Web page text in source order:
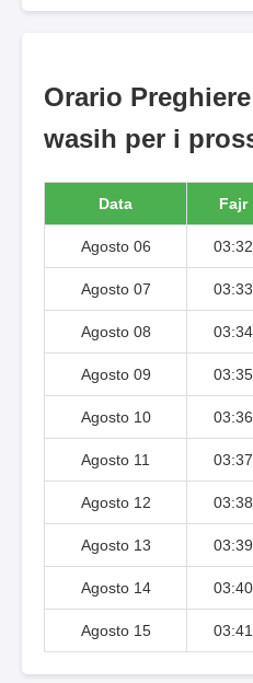
Orario
wasih per i
Data Fajr
Agosto 06 03:32
Agosto 07 03:33
Agosto 08 03:34
Agosto 09 03:35
Agosto 10 03:36
Agosto 11 03:37
Agosto 12 03:38
Agosto 13 03:39
Agosto 14 03:40
Agosto 15 03:41